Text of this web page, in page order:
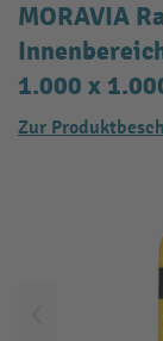
MORAVIA
1.000 x
Zur